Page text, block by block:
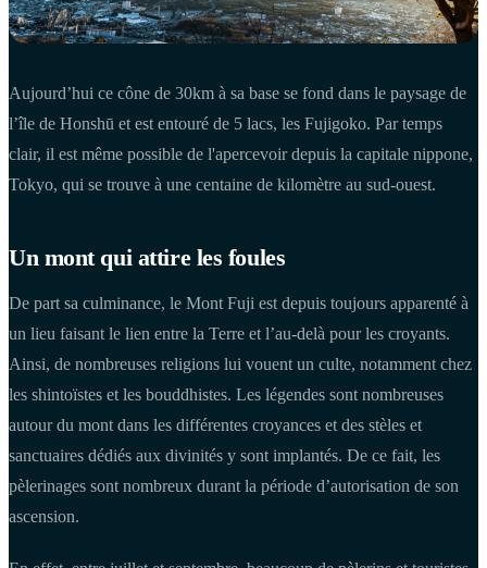
Aujourd’hui ce cône de 30km à sa base se fond dans le paysage de
l’île de Honshū et est entouré de 5 lacs, les Fujigoko. Par temps
clair, il est même possible de l'apercevoir depuis la capitale nippone,
Tokyo, qui se trouve à une centaine de kilomètre au sud-ouest.
Un mont qui attire les foules
De part sa culminance, le Mont Fuji est depuis toujours apparenté à
un lieu faisant le lien entre la Terre et l’au-delà pour les croyants.
Ainsi, de nombreuses religions lui vouent un culte, notamment chez
les shintoïstes et les bouddhistes. Les légendes sont nombreuses
autour du mont dans les différentes croyances et des stèles et
sanctuaires dédiés aux divinités y sont implantés. De ce fait, les
pèlerinages sont nombreux durant la période d’autorisation de son
ascension.